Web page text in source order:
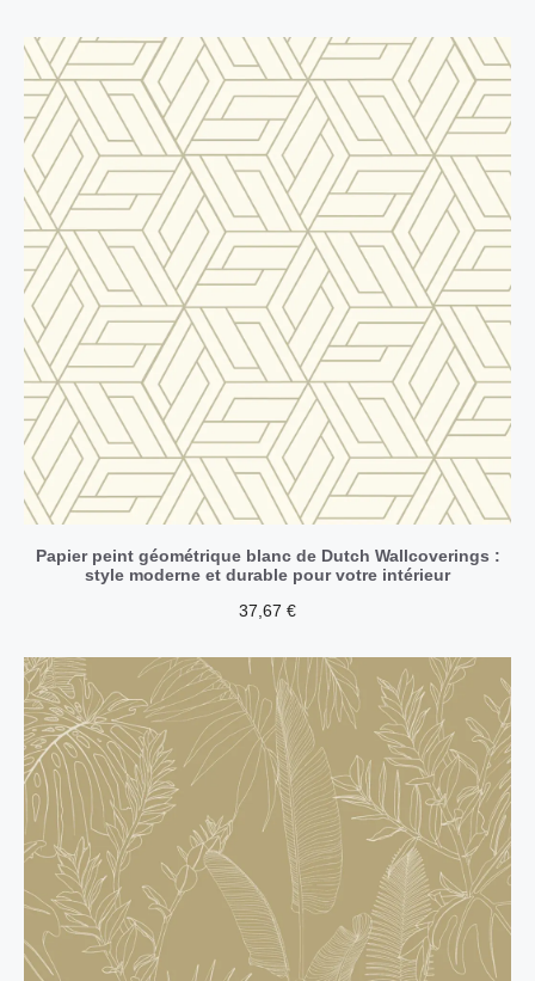
Papier peint géométrique blanc de Dutch Wallcoverings :
style moderne et durable pour votre intérieur
37,67 €